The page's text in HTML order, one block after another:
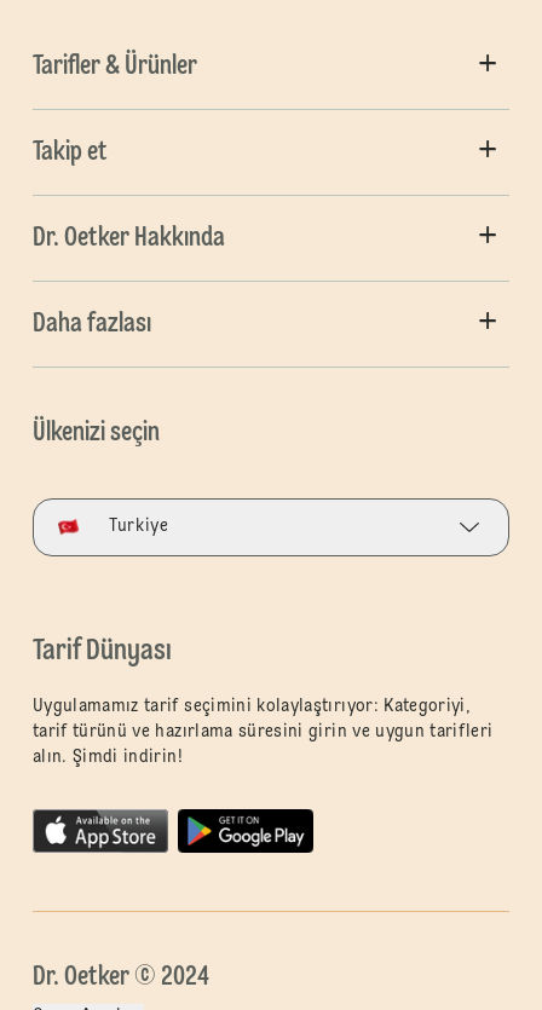
Tarifler & Ürünler
Takip et
Dr. Oetker Hakkında
Daha fazlası
Ülkenizi seçin
Turkiye
Tarif Dünyası
Uygulamamız tarif seçimini kolaylaştırıyor: Kategoriyi,
tarif türünü ve hazırlama süresini girin ve uygun tarifleri
alın. Şimdi indirin!
Dr. Oetker © 2024